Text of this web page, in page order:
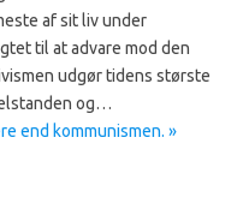
af sit liv under
til at advare mod den
udgør tidens største
og…
end kommunismen. »